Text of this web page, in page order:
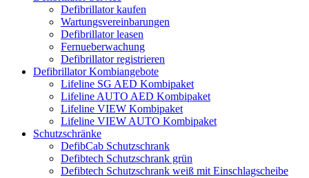
Defibrillator kaufen
Wartungsvereinbarungen
Defibrillator leasen
Fernueberwachung
Defibrillator registrieren
Defibrillator Kombiangebote
Lifeline SG AED Kombipaket
Lifeline AUTO AED Kombipaket
Lifeline VIEW Kombipaket
Lifeline VIEW AUTO Kombipaket
Schutzschränke
DefibCab Schutzschrank
Defibtech Schutzschrank grün
Defibtech Schutzschrank weiß mit Einschlagscheibe